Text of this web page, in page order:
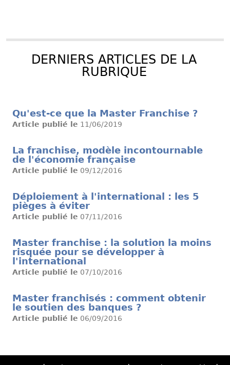
DERNIERS ARTICLES DE LA
RUBRIQUE
Qu'est-ce que la Master Franchise ?
Article publié le 11/06/2019
La franchise, modèle incontournable
de l'économie française
Article publié le 09/12/2016
Déploiement à l'international : les 5
pièges à éviter
Article publié le 07/11/2016
Master franchise : la solution la moins
risquée pour se développer à
l'international
Article publié le 07/10/2016
Master franchisés : comment obtenir
le soutien des banques ?
Article publié le 06/09/2016